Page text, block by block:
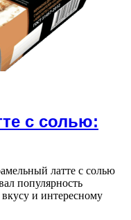
с солью:
латте с солью
популярность
и интересному